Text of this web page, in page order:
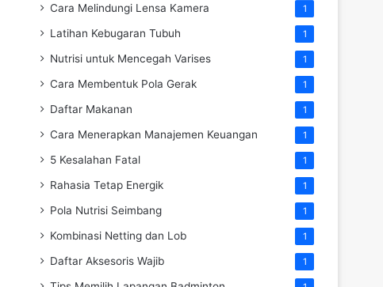
Cara Melindungi Lensa Kamera 1
Latihan Kebugaran Tubuh 1
Nutrisi untuk Mencegah Varises 1
Cara Membentuk Pola Gerak 1
Daftar Makanan 1
Cara Menerapkan Manajemen Keuangan 1
5 Kesalahan Fatal 1
Rahasia Tetap Energik 1
Pola Nutrisi Seimbang 1
Kombinasi Netting dan Lob 1
Daftar Aksesoris Wajib 1